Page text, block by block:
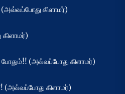
கிளாமர்)
(அவ்வப்போது கிளாமர்)
(அவ்வப்போது கிளாமர்)